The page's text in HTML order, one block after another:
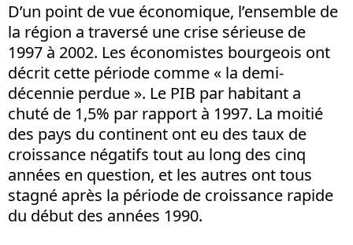
D’un point de vue économique, l’ensemble de
la région a traversé une crise sérieuse de
1997 à 2002. Les économistes bourgeois ont
décrit cette période comme « la demi-
décennie perdue ». Le PIB par habitant a
chuté de 1,5% par rapport à 1997. La moitié
des pays du continent ont eu des taux de
croissance négatifs tout au long des cinq
années en question, et les autres ont tous
stagné après la période de croissance rapide
du début des années 1990.